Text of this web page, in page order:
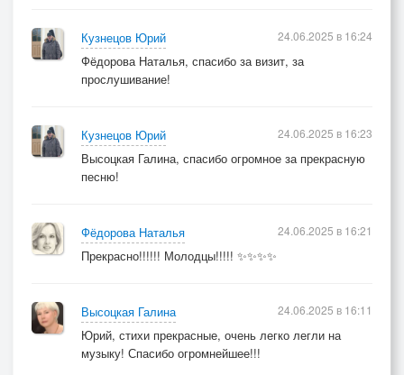
Кузнецов Юрий
Фёдорова Наталья, спасибо за визит, за
прослушивание!
24.06.2025 в 16:24
Кузнецов Юрий
Высоцкая Галина, спасибо огромное за прекрасную
песню!
24.06.2025 в 16:23
Фёдорова Наталья
Прекрасно!!!!!! Молодцы!!!!! ✨✨✨✨
24.06.2025 в 16:21
Высоцкая Галина
Юрий, стихи прекрасные, очень легко легли на
музыку! Спасибо огромнейшее!!!
24.06.2025 в 16:11